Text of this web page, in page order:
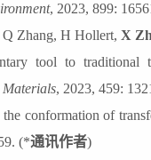
, 2023, 899:
Zhang, H Hollert, X
tool to traditional
Materials, 2023, 459:
conformation of
(*通讯作者)